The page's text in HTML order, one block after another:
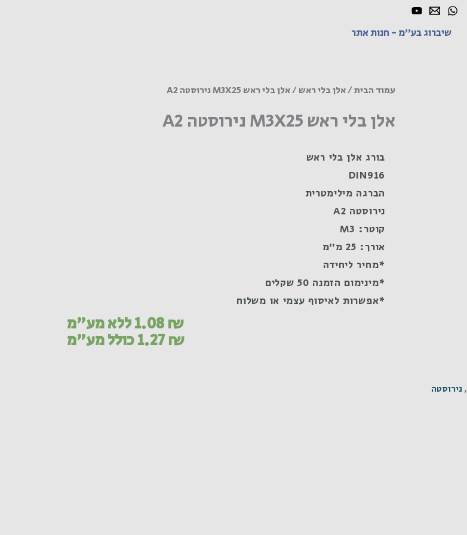
שיברוג בע"מ - חנות אתר
עמוד הבית/אלן בלי ראש/ אלן בלי ראש M3X25 נירוסטה A2
אלן בלי ראש M3X25 נירוסטה A2
בורג אלן בלי ראש
DIN916
הברגה מילימטרית
נירוסטה A2
קוטר: M3
אורך: 25 מ"מ
*מחיר ליחידה
*מינימום הזמנה 50 שקלים
*אפשרות לאיסוף עצמי או משלוח
1.08₪ ללא מע"מ
1.27₪ כולל מע"מ
, נירוסטה